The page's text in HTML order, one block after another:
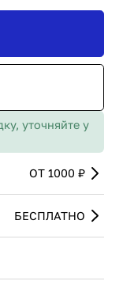
уточняйте у
ОТ 1000 ₽
БЕСПЛАТНО